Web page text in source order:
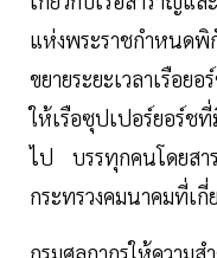
แห่งพระราชกำหนด
ขยายระยะเวลาเรือย
ให้เรือซุปเปอร์ยอร์ช
ไป บรรทุกคนโดยส
กระทรวงคมนาคมที่เกี่